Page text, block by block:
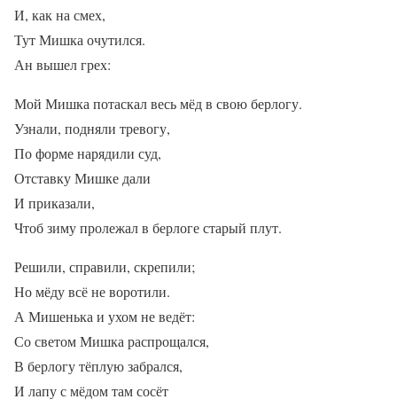
И, как на смех,
Тут Мишка очутился.
Ан вышел грех:
Мой Мишка потаскал весь мёд в свою берлогу.
Узнали, подняли тревогу,
По форме нарядили суд,
Отставку Мишке дали
И приказали,
Чтоб зиму пролежал в берлоге старый плут.
Решили, справили, скрепили;
Но мёду всё не воротили.
А Мишенька и ухом не ведёт:
Со светом Мишка распрощался,
В берлогу тёплую забрался,
И лапу с мёдом там сосёт